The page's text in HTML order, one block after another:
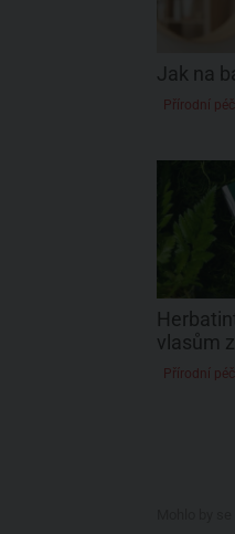
Jak na
Přírodní
vlasům
Přírodní